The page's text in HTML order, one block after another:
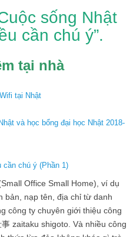
sống Nhật
cần chú ý”.
tại nhà
tại Nhật
và học bổng đại học Nhật 2018-
cần chú ý (Phần 1)
Office Small Home), ví dụ
bản, nạp tên, địa chỉ từ danh
công ty chuyên giới thiệu công
zaitaku shigoto. Và nhiều công